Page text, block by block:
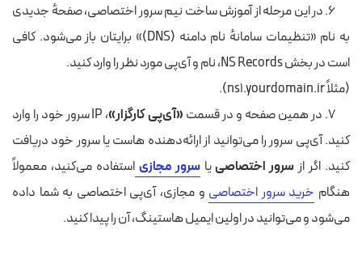
۶. در این مرحله از آموزش ساخت نیم سرور اختصاصی، صفحهٔ جدیدی
به نام «تنظیمات سامانهٔ نام دامنه (DNS)» برایتان باز می‌شود. کافی
است در بخش NS Records، نام و آی‌پی مورد نظر را وارد کنید.
(مثلاً ns1.yourdomain.ir).
«آی‌پی کارگزار»
، IP سرور خود را وارد
کنید. آی‌پی سرور را می‌توانید از ارائه‌دهنده هاست یا سرور خود دریافت
کنید. اگر از سرور اختصاصییا سرور مجازیاستفاده می‌کنید، معمولاً
هنگام خرید سرور اختصاصی و مجازی، آی‌پی اختصاصی به شما داده
می‌شود و می‌توانید در اولین ایمیل هاستینگ، آن را پیدا کنید.